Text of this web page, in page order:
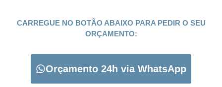
CARREGUE NO BOTÃO ABAIXO PARA PEDIR O SEU
ORÇAMENTO:
Orçamento 24h via WhatsApp